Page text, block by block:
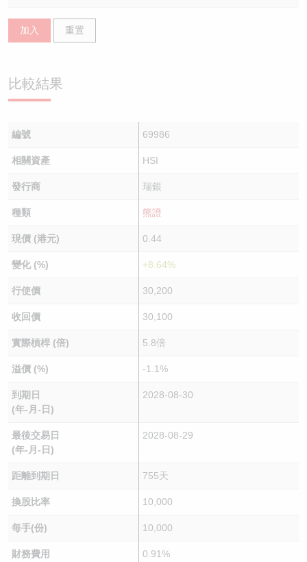
加入 重置
比較結果
編號 69986
相關資產 HSI
發行商 瑞銀
種類 熊證
現價 (港元) 0.44
變化 (%) +8.64%
行使價 30,200
收回價 30,100
實際槓桿 (倍) 5.8倍
溢價 (%) -1.1%
到期日
(年-月-日)
2028-08-30
最後交易日
(年-月-日)
2028-08-29
距離到期日 755天
換股比率 10,000
每手(份) 10,000
財務費用
0.91%